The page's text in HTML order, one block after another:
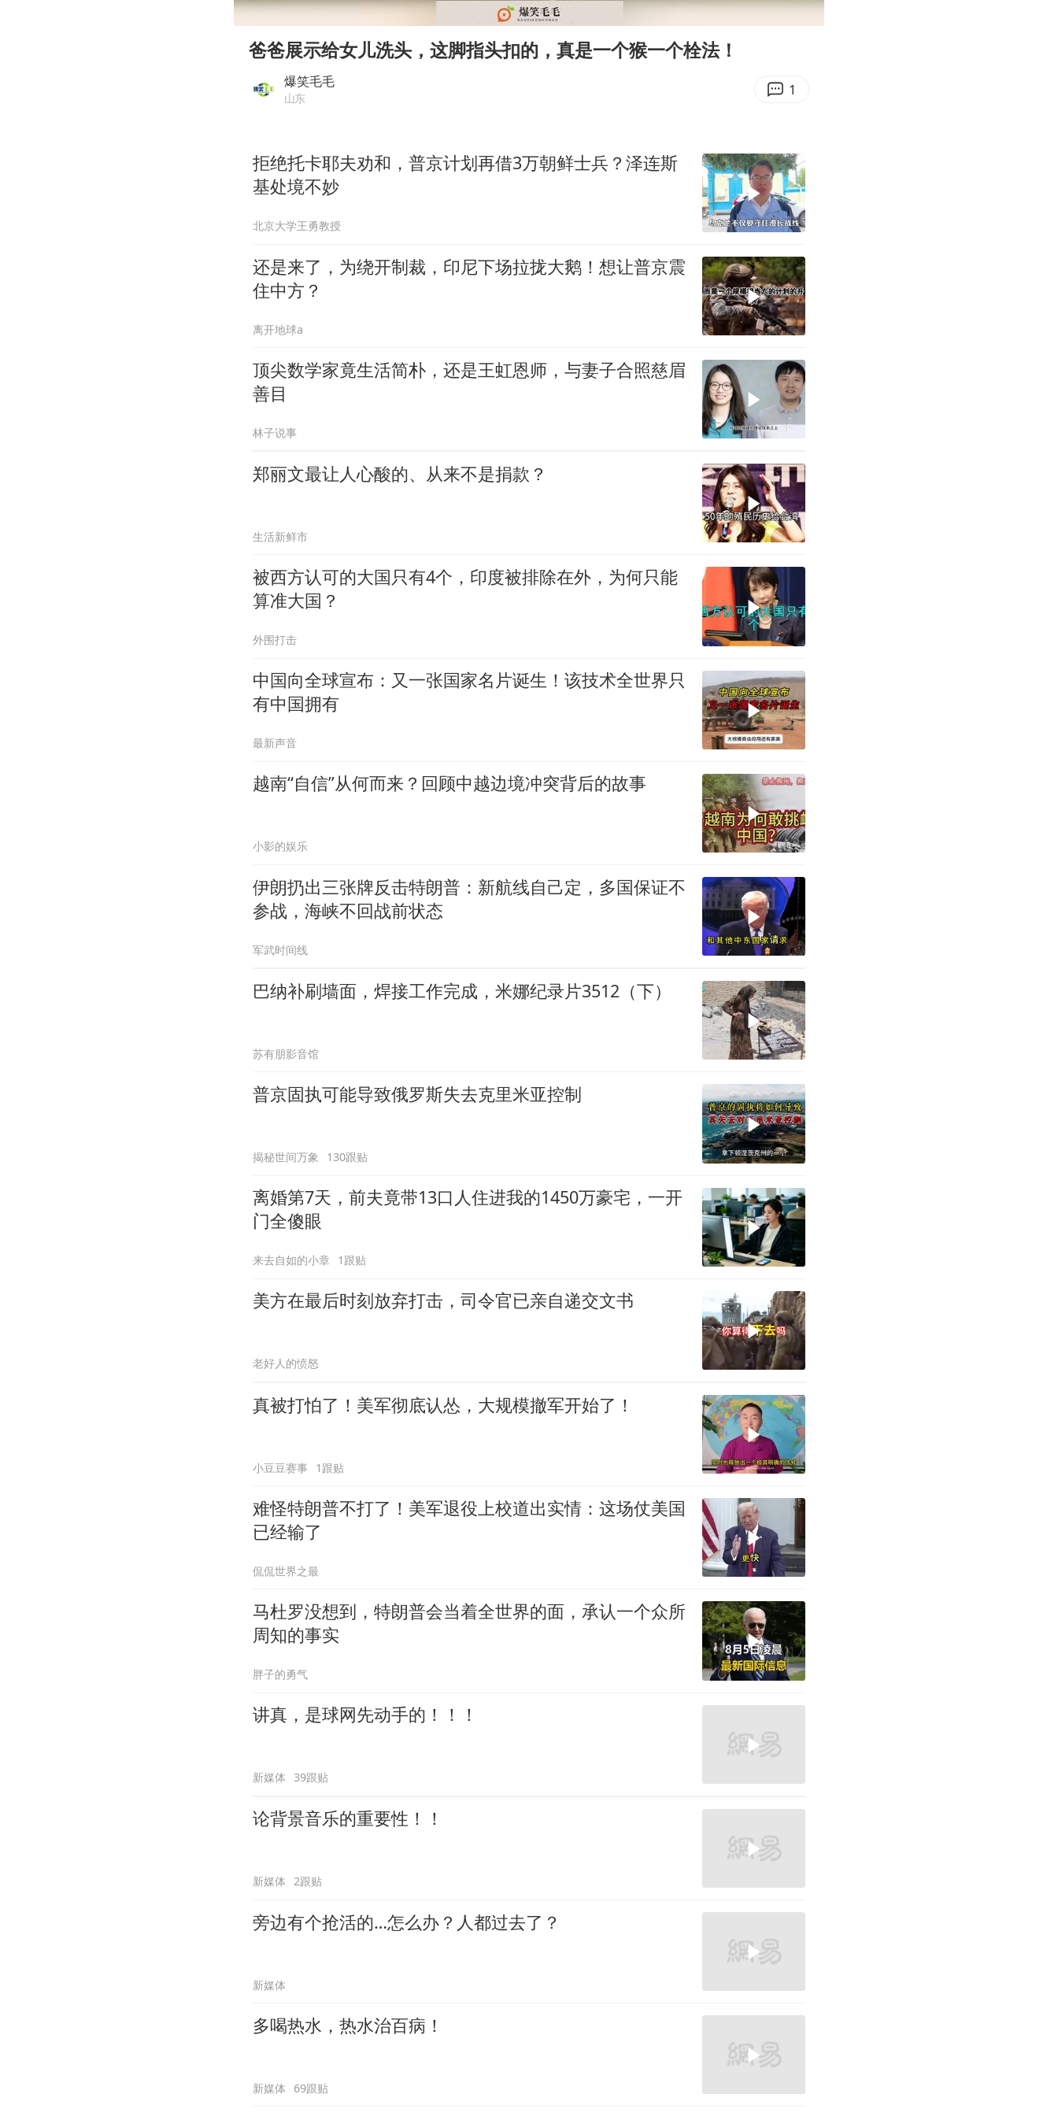
法国将禁止“未经同意的电话营销”
村民谈“梅姨”：叫的其实是“媒姨”
感觉全东北都在等7号
00:00 00:15
爸爸展示给女儿洗头，这脚指头扣的，真是一个猴一个栓法！
爆笑毛毛
山东 1
拒绝托卡耶夫劝和，普京计划再借3万朝鲜士兵？泽连斯
基处境不妙
北京大学王勇教授
还是来了，为绕开制裁，印尼下场拉拢大鹅！想让普京震
住中方？
离开地球a
顶尖数学家竟生活简朴，还是王虹恩师，与妻子合照慈眉
善目
林子说事
郑丽文最让人心酸的、从来不是捐款？
生活新鲜市
被西方认可的大国只有4个，印度被排除在外，为何只能
算准大国？
外围打击
中国向全球宣布：又一张国家名片诞生！该技术全世界只
有中国拥有
最新声音
越南“自信”从何而来？回顾中越边境冲突背后的故事
小影的娱乐
伊朗扔出三张牌反击特朗普：新航线自己定，多国保证不
参战，海峡不回战前状态
军武时间线
巴纳补刷墙面，焊接工作完成，米娜纪录片3512（下）
苏有朋影音馆
普京固执可能导致俄罗斯失去克里米亚控制
揭秘世间万象 130跟贴
离婚第7天，前夫竟带13口人住进我的1450万豪宅，一开
门全傻眼
来去自如的小章 1跟贴
美方在最后时刻放弃打击，司令官已亲自递交文书
老好人的愤怒
真被打怕了！美军彻底认怂，大规模撤军开始了！
小豆豆赛事 1跟贴
难怪特朗普不打了！美军退役上校道出实情：这场仗美国
已经输了
侃侃世界之最
马杜罗没想到，特朗普会当着全世界的面，承认一个众所
周知的事实
胖子的勇气
讲真，是球网先动手的！！！
新媒体 39跟贴
论背景音乐的重要性！！
新媒体 2跟贴
旁边有个抢活的…怎么办？人都过去了？
新媒体
多喝热水，热水治百病！
新媒体 69跟贴